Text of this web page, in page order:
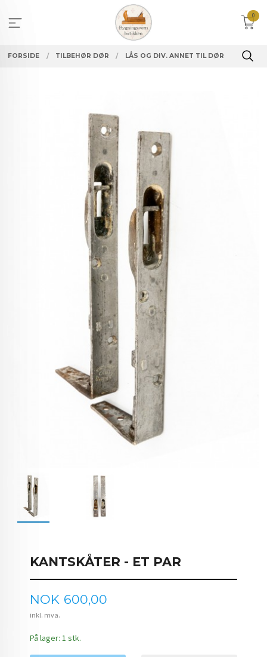
innholdet
0
FORSIDE TILBEHØR DØR LÅS OG DIV. ANNET TIL DØR
KANTSKÅTER - ET PAR
Pris
NOK 600,00
inkl. mva.
På lager: 1 stk.